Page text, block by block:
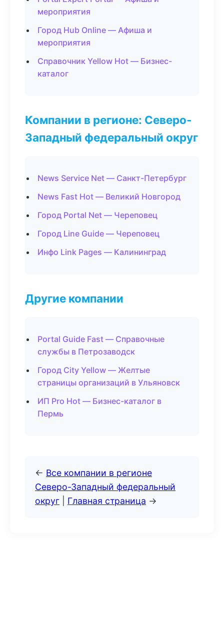
мероприятия
Город Hub Online — Афиша и
мероприятия
Справочник Yellow Hot — Бизнес-
каталог
Компании в регионе: Северо-
Западный федеральный округ
News Service Net — Санкт-Петербург
News Fast Hot — Великий Новгород
Город Portal Net — Череповец
Город Line Guide — Череповец
Инфо Link Pages — Калининград
Другие компании
Portal Guide Fast — Справочные
службы в Петрозаводск
Город City Yellow — Желтые
страницы организаций в Ульяновск
ИП Pro Hot — Бизнес-каталог в
Пермь
← Все компании в регионе
Северо-Западный федеральный
округ
Главная страница →